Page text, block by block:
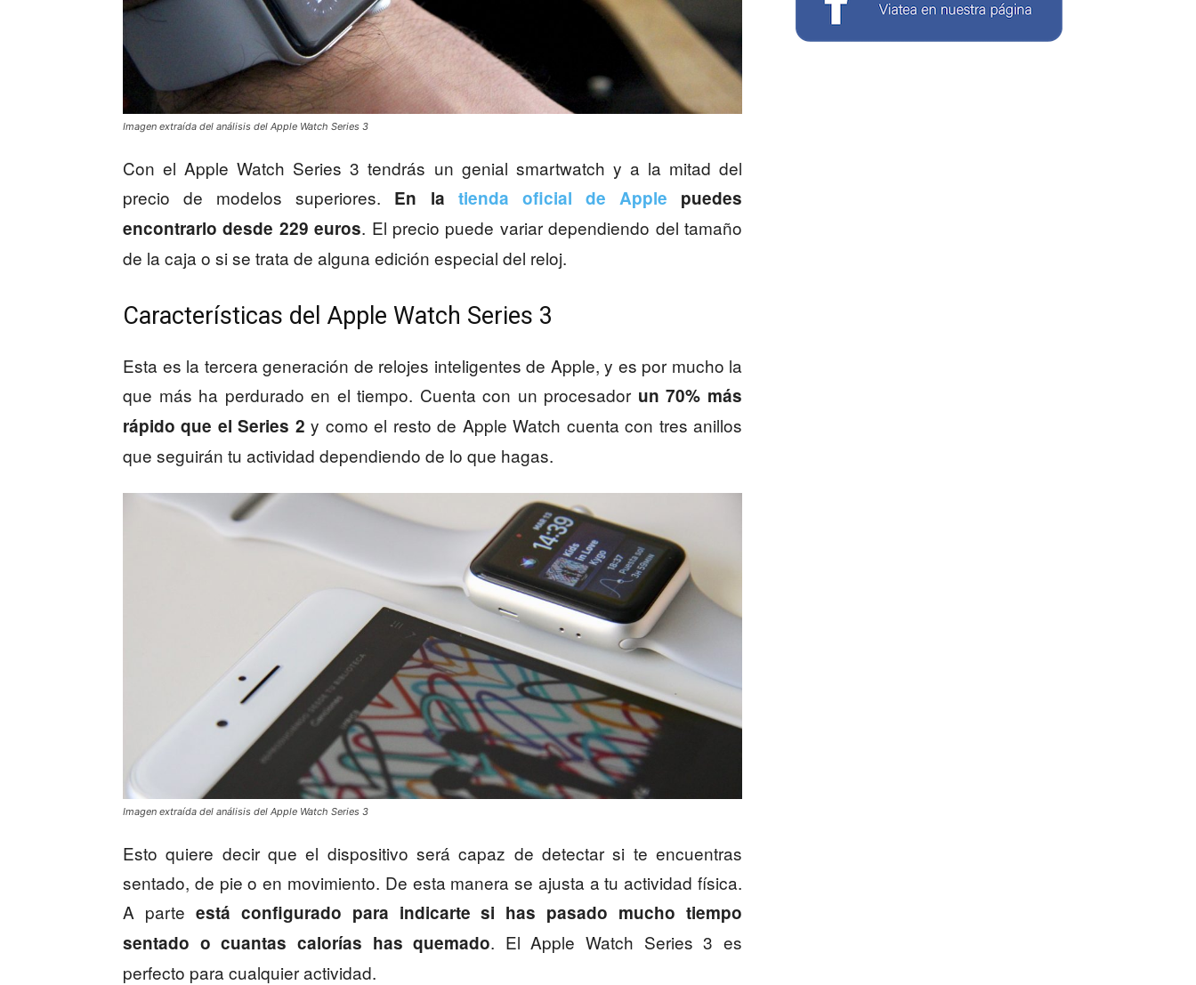
Imagen extraída del análisis del Apple Watch Series 3
Con el Apple Watch Series 3 tendrás un genial smartwatch y a la mitad del
precio de modelos superiores. En la tienda oficial de Apple puedes
encontrarlo desde 229 euros. El precio puede variar dependiendo del tamaño
de la caja o si se trata de alguna edición especial del reloj.
Características del Apple Watch Series 3
Esta es la tercera generación de relojes inteligentes de Apple, y es por mucho la
que más ha perdurado en el tiempo. Cuenta con un procesador un 70% más
rápido que el Series 2 y como el resto de Apple Watch cuenta con tres anillos
que seguirán tu actividad dependiendo de lo que hagas.
Imagen extraída del análisis del Apple Watch Series 3
Esto quiere decir que el dispositivo será capaz de detectar si te encuentras
sentado, de pie o en movimiento. De esta manera se ajusta a tu actividad física.
A parte está configurado para indicarte si has pasado mucho tiempo
sentado o cuantas calorías has quemado. El Apple Watch Series 3 es
perfecto para cualquier actividad.